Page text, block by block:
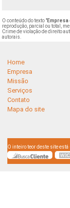
O conteúdo do texto "
reprodução, parcial ou total,
Crime de violação de direito
autorais
Home
Empresa
Missão
Serviços
Contato
Mapa do site
O inteiro teor deste site